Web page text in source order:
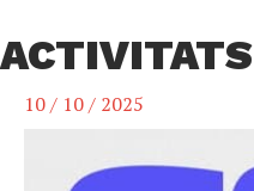
ACTIVITATS
10 / 10 / 2025